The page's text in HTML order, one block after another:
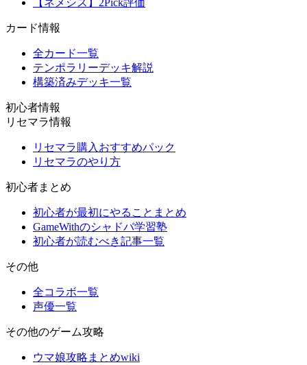
【ネメシス】2Pick評価
カード情報
全カード一覧
テンポラリーデッキ解説
構築済みデッキ一覧
初心者情報
リセマラ情報
リセマラ購入おすすめパック
リセマラのやり方
初心者まとめ
初心者が最初にやることまとめ
GameWithのシャドバ学習塾
初心者が読むべき記事一覧
その他
全コラボ一覧
声優一覧
その他のゲーム攻略
ウマ娘攻略まとめwiki